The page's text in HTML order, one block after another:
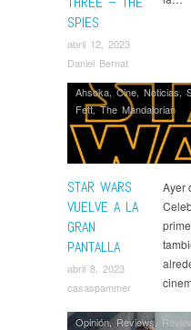
SPIES
abril 12, 2023
Daniel Bernat
STAR WARS
VUELVE A LA
GRAN
PANTALLA
abril 8, 2023
casaspammer
Ahsoka,Cine, Noticias,
Fett,The Mandalorian
Ayer
Opinión, Reviews